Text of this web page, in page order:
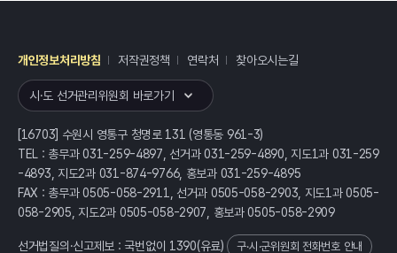
개인정보처리방침 저작권정책 연락처 찾아오시는길
시·도 선거관리위원회 바로가기
[16703] 수원시 영통구 청명로 131 (영통동 961-3)
TEL : 총무과 031-259-4897, 선거과 031-259-4890, 지도1과 031-259
-4893, 지도2과 031-874-9766, 홍보과 031-259-4895
FAX : 총무과 0505-058-2911, 선거과 0505-058-2903, 지도1과 0505-
058-2905, 지도2과 0505-058-2907, 홍보과 0505-058-2909
선거법질의·신고제보 : 국번없이 1390(유료) 구·시·군위원회 전화번호 안내